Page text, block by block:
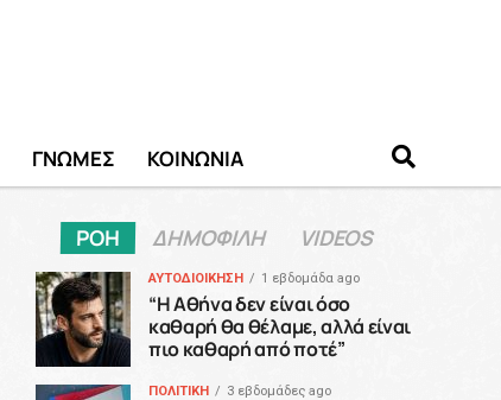
ΓΝΩΜΕΣ ΚΟΙΝΩΝΙΑ
ΡΟΗ ΔΗΜΟΦΙΛΗ VIDEOS
ΑΥΤΟΔΙΟΙΚΗΣΗ 1 εβδομάδα ago
“H Αθήνα δεν είναι όσο
καθαρή θα θέλαμε, αλλά είναι
πιο καθαρή από ποτέ”
ΠΟΛΙΤΙΚΗ 3 εβδομάδες ago